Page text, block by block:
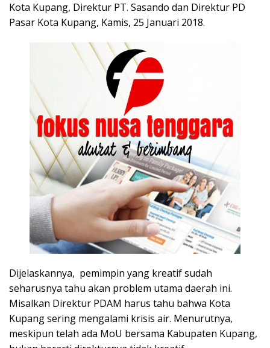
Kota Kupang, Direktur PT. Sasando dan Direktur PD
Pasar Kota Kupang, Kamis, 25 Januari 2018.
Dijelaskannya, pemimpin yang kreatif sudah
seharusnya tahu akan problem utama daerah ini.
Misalkan Direktur PDAM harus tahu bahwa Kota
Kupang sering mengalami krisis air. Menurutnya,
meskipun telah ada MoU bersama Kabupaten Kupang,